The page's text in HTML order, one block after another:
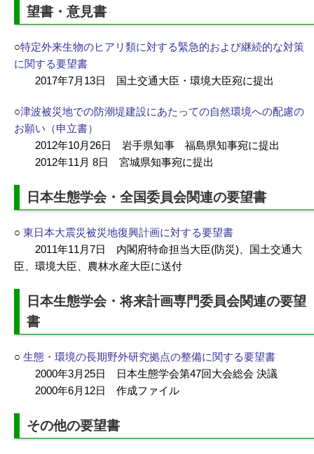
望書・意見書
○特定外来生物のヒアリ類に対する緊急的および継続的な対策
に関する要望書
2017年7月13日 国土交通大臣・環境大臣宛に提出
○津波被災地での防潮堤建設にあたっての自然環境への配慮の
お願い（申立書）
2012年10月26日 岩手県知事 福島県知事宛に提出
2012年11月 8日 宮城県知事宛に提出
日本生態学会・全国委員会関連の要望書
○ 東日本大震災被災地復興計画に対する要望書
2011年11月7日 内閣府特命担当大臣(防災)、国土交通大
臣、環境大臣、農林水産大臣に送付
日本生態学会・将来計画専門委員会関連の要望
書
○ 生態・環境の長期野外研究拠点の整備に関する要望書
2000年3月25日 日本生態学会第47回大会総会 決議
2000年6月12日 作成ファイル
その他の要望書